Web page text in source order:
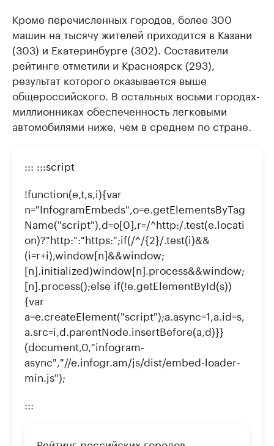
Кроме перечисленных городов, более 300
машин на тысячу жителей приходится в Казани
(303) и Екатеринбурге (302). Составители
рейтинге отметили и Красноярск (293),
результат которого оказывается выше
общероссийского. В остальных восьми городах-
миллионниках обеспеченность легковыми
автомобилями ниже, чем в среднем по стране.
::: :::script
!function(e,t,s,i){var
n="InfogramEmbeds",o=e.getElementsByTag
Name("script"),d=o[0],r=/^http:/.test(e.locati
on)?"http:":"https:";if(/^/{2}/.test(i)&&
(i=r+i),window[n]&&window;
[n].initialized)window[n].process&&window;
[n].process();else if(!e.getElementById(s))
{var
a=e.createElement("script");a.async=1,a.id=s,
a.src=i,d.parentNode.insertBefore(a,d)}}
(document,0,"infogram-
async","//e.infogr.am/js/dist/embed-loader-
min.js");
:::